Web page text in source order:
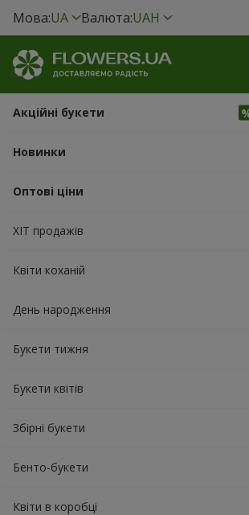
Мова:UA Валюта:UAH
Акційні букети
Новинки
Оптові ціни
ХІТ продажів
Квіти коханій
День народження
Букети тижня
Букети квітів
Збірні букети
Бенто-букети
Квіти в коробці